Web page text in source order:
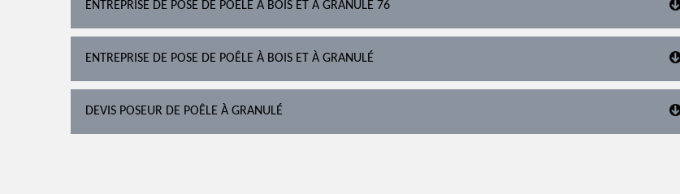
ENTREPRISE DE POSE DE POÊLE À BOIS ET À GRANULÉ 76
ENTREPRISE DE POSE DE POÊLE À BOIS ET À GRANULÉ
DEVIS POSEUR DE POÊLE À GRANULÉ